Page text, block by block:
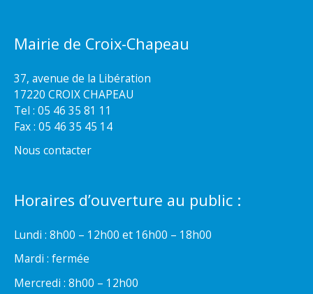
Mairie de Croix-Chapeau
37, avenue de la Libération
17220 CROIX CHAPEAU
Tel : 05 46 35 81 11
Fax : 05 46 35 45 14
Nous contacter
Horaires d’ouverture au public :
Lundi : 8h00 – 12h00 et 16h00 – 18h00
Mardi : fermée
Mercredi : 8h00 – 12h00